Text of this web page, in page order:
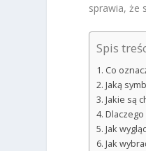
sprawia, że
Spis
Co
Jaką
Jakie są
Jak
Jak